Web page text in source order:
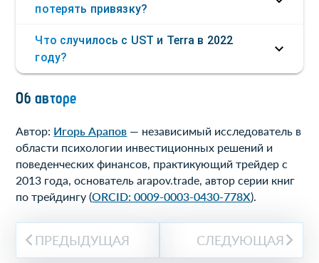
потерять привязку?
Что случилось с UST и Terra в 2022
году?
Об авторе
Автор: Игорь Арапов — независимый исследователь в
области психологии инвестиционных решений и
поведенческих финансов, практикующий трейдер с
2013 года, основатель arapov.trade, автор серии книг
по трейдингу (ORCID: 0009-0003-0430-778X).
ПРЕДЫДУЩАЯ СЛЕДУЮЩАЯ